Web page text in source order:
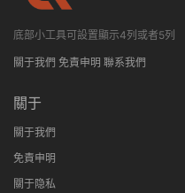
底部小工具可設置顯示4列或者5列
關于我們 免責申明 聯系我們
關于
關于我們
免責申明
關于隐私